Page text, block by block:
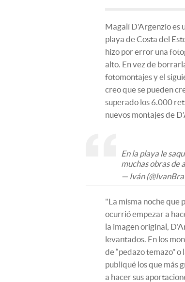
Magalí D'Argenzio es
playa de Costa del
hizo por error una
alto. En vez de
fotomontajes y el
creo que se pueden
superado los 6.000
nuevos montajes de
En la playa le
muchas obras de
— Iván
"La misma noche que
ocurrió empezar a
la imagen original,
levantados. En los
de “pedazo temazo”
publiqué los que más
a hacer sus